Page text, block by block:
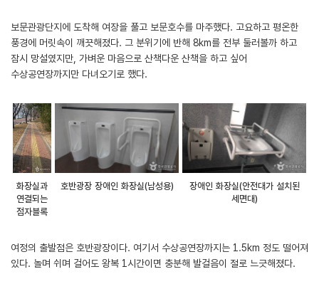
보문관광단지에 도착해 여장을 풀고 보문호수를 마주했다. 고요하고 평온한
풍경에 머릿속이 깨끗해졌다. 그 분위기에 반해 8km를 전부 둘러볼까 하고
잠시 망설였지만, 가벼운 마음으로 산책다운 산책을 하고 싶어
수상공연장까지만 다녀오기로 했다.
화장실과
연결되는
점자블록
호반광장 장애인 화장실(남성용)
장애인 화장실(안전대가 설치된
세면대)
여정의 출발점은 호반광장이다. 여기서 수상공연장까지는 1.5km 정도 떨어져
있다. 놀며 쉬며 걸어도 왕복 1시간이면 충분해 발걸음이 절로 느긋해졌다.